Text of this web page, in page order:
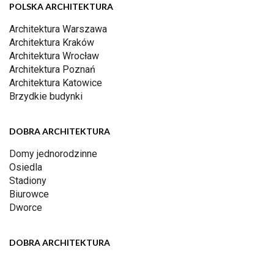
POLSKA ARCHITEKTURA
Architektura Warszawa
Architektura Kraków
Architektura Wrocław
Architektura Poznań
Architektura Katowice
Brzydkie budynki
DOBRA ARCHITEKTURA
Domy jednorodzinne
Osiedla
Stadiony
Biurowce
Dworce
DOBRA ARCHITEKTURA